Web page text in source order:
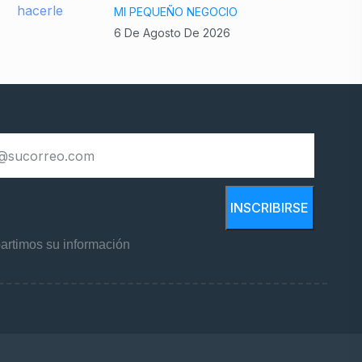
MI PEQUEÑO NEGOCIO
6 De Agosto De 2026
INSCRIBIRSE
su información